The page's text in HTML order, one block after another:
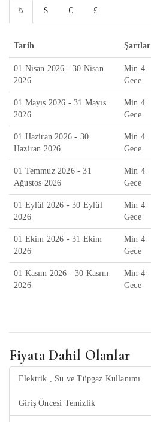
₺ $ € £
Tarih Şartlar
01 Nisan 2026 - 30 Nisan
2026
Min 4
Gece
01 Mayıs 2026 - 31 Mayıs
2026
Min 4
Gece
01 Haziran 2026 - 30
Haziran 2026
Min 4
Gece
01 Temmuz 2026 - 31
Ağustos 2026
Min 4
Gece
01 Eylül 2026 - 30 Eylül
2026
Min 4
Gece
01 Ekim 2026 - 31 Ekim
2026
Min 4
Gece
01 Kasım 2026 - 30 Kasım
2026
Min 4
Gece
Fiyata Dahil Olanlar
Elektrik , Su ve Tüpgaz Kullanımı
Giriş Öncesi Temizlik